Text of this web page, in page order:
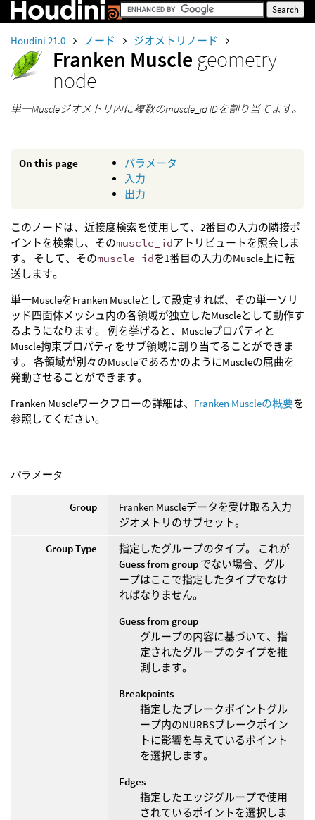
Houdini 21.0 ノード ジオメトリノード
Franken Muscle geometry
node
単一Muscleジオメトリ内に複数のmuscle_id IDを割り当てます。
On this page
パラメータ
入力
出力
このノードは、近接度検索を使用して、2番目の入力の隣接ポ
イントを検索し、そのmuscle_idアトリビュートを照会しま
す。 そして、そのmuscle_idを1番目の入力のMuscle上に転
送します。
単一MuscleをFranken Muscleとして設定すれば、その単一ソリ
ッド四面体メッシュ内の各領域が独立したMuscleとして動作す
るようになります。 例を挙げると、Muscleプロパティと
Muscle拘束プロパティをサブ領域に割り当てることができま
す。 各領域が別々のMuscleであるかのようにMuscleの屈曲を
発動させることができます。
Franken Muscleワークフローの詳細は、 Franken Muscleの概要を
参照してください。
パラメータ
Group
Franken Muscleデータを受け取る入力
ジオメトリのサブセット。
Group Type
指定したグループのタイプ。 これが
Guess from group でない場合、グル
ープはここで指定したタイプでなけ
ればなりません。
Guess from group
グループの内容に基づいて、指
定されたグループのタイプを推
測します。
Breakpoints
指定したブレークポイントグル
ープ内のNURBSブレークポイン
トに影響を与えているポイント
を選択します。
Edges
指定したエッジグループで使用
されているポイントを選択しま